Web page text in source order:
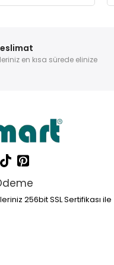
en kısa sürede elinize
256bit SSL Sertifikası ile